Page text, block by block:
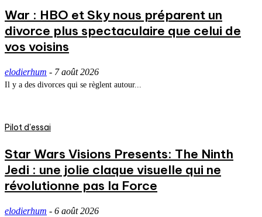
War : HBO et Sky nous préparent un
divorce plus spectaculaire que celui de
vos voisins
elodierhum - 7 août 2026
Il y a des divorces qui se règlent autour...
Pilot d'essai
Star Wars Visions Presents: The Ninth
Jedi : une jolie claque visuelle qui ne
révolutionne pas la Force
elodierhum - 6 août 2026